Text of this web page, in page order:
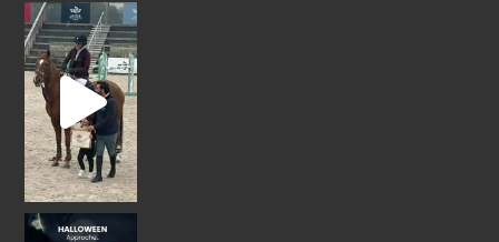
Retour sur un week-end plein de classements
Le
Jeudi 31 Octobre 2024 Venez